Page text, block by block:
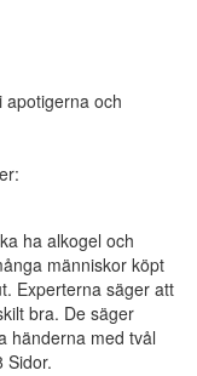
apotigerna och
ha alkogel och
människor köpt
Experterna säger att
bra. De säger
händerna med tvål
Sidor.